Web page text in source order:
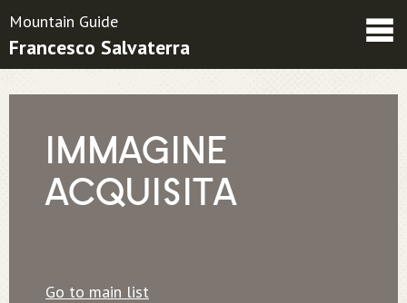
Friends
Mountain Guide
Francesco Salvaterra
IMMAGINE
ACQUISITA
Go to main list